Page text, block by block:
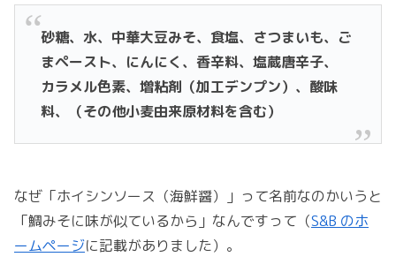
砂糖、水、中華大豆みそ、食塩、さつまいも、ご
まペースト、にんにく、香辛料、塩蔵唐辛子、
カラメル色素、増粘剤（加工デンプン）、酸味
料、（その他小麦由来原材料を含む）
なぜ「ホイシンソース（海鮮醤）」って名前なのかいうと
「鯛みそに味が似ているから」なんですって（S&B のホ
ームページに記載がありました）。